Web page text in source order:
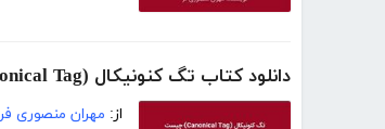
دانلود کتاب تگ کنونیکال (Canonical Tag) چیست و چگونه آن را ساخته و در سایتمان قرار دهیم؟
از: مهران منصوری فر